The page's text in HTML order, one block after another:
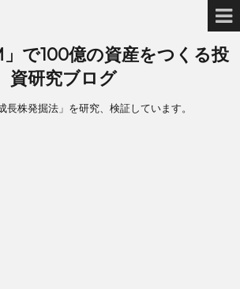
」で100億の資産をつくる投
資研究ブログ
長株発掘法」を研究、検証しています。